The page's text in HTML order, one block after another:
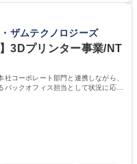
ザムテクノロジーズ
3Dプリンター事業/NT
コーポレート部門と連携しながら、
ックオフィス担当として状況に応じ